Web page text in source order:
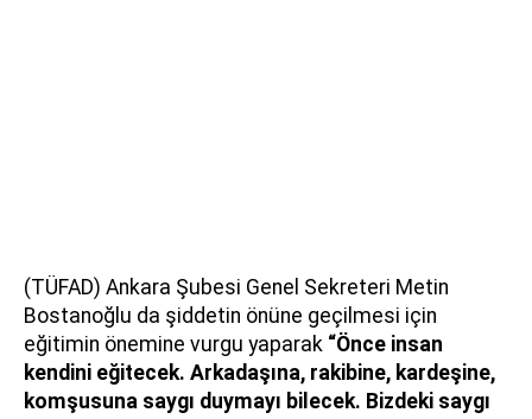
(TÜFAD) Ankara Şubesi Genel Sekreteri Metin
Bostanoğlu da şiddetin önüne geçilmesi için
eğitimin önemine vurgu yaparak “Önce insan
kendini eğitecek. Arkadaşına, rakibine, kardeşine,
komşusuna saygı duymayı bilecek. Bizdeki saygı